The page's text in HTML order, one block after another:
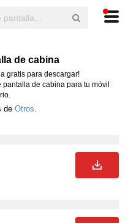
de cabina
gratis para descargar!
de cabina para tu móvil
de Otros.